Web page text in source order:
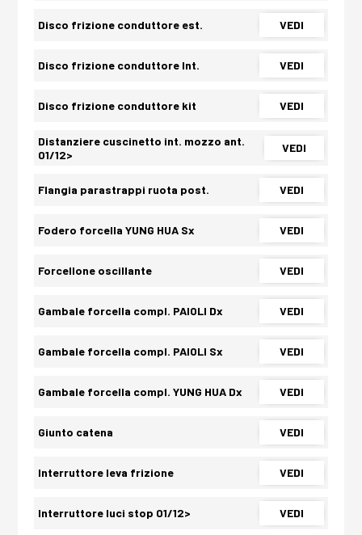
Disco frizione conduttore est. VEDI
Disco frizione conduttore Int. VEDI
Disco frizione conduttore kit VEDI
Distanziere cuscinetto int. mozzo ant.
01/12>
VEDI
Flangia parastrappi ruota post. VEDI
Fodero forcella YUNG HUA Sx VEDI
Forcellone oscillante VEDI
Gambale forcella compl. PAIOLI Dx VEDI
Gambale forcella compl. PAIOLI Sx VEDI
Gambale forcella compl. YUNG HUA Dx VEDI
Giunto catena VEDI
Interruttore leva frizione VEDI
Interruttore luci stop 01/12> VEDI